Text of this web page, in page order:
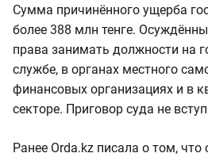
Сумма причинённого ущерба
более 388 млн тенге.
права занимать должности на
службе, в органах местного
финансовых организациях и в
секторе. Приговор суда не
Ранее Orda.kz писала о том,